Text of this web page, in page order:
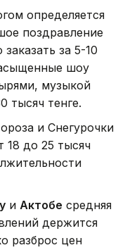
определяется
поздравление
за 5-10
шоу
музыкой
тысяч тенге.
и Снегурочки
18 до 25 тысяч
и Актобе средняя
держится
разброс цен